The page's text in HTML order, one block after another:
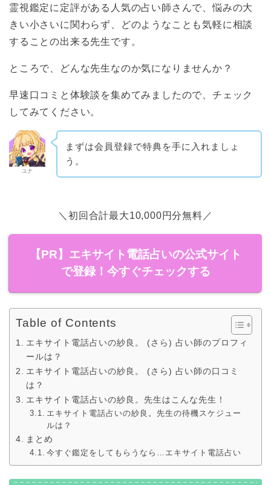
霊視鑑定に定評がある人気の占い師さんで、悩みの大
きい小さいに関わらず、どのようなことも気軽に相談
することの出来る先生です。
ところで、どんな先生なのか気になりませんか？
早速口コミと体験談を集めてみましたので、チェック
してみてください。
ユナ
まずは会員登録で特典を手に入れましょ
う。
＼初回合計最大10,000円分無料／
【PR】エキサイト電話占いの公式サイト
で登録！今すぐチェックする
Table of Contents
エキサイト電話占いの紗良。 (さら) 占い師のプロフィ
ールは？
エキサイト電話占いの紗良。 (さら) 占い師の口コミ
は？
エキサイト電話占いの紗良。先生はこんな先生！
エキサイト電話占いの紗良。先生の待機スケジュー
ルは？
まとめ
今すぐ鑑定をしてもらうなら…エキサイト電話占い